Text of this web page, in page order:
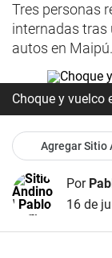
Tres personas
internadas tras
autos en Maipú.
Choque y vuelco
Agregar Sitio
Por
16 de